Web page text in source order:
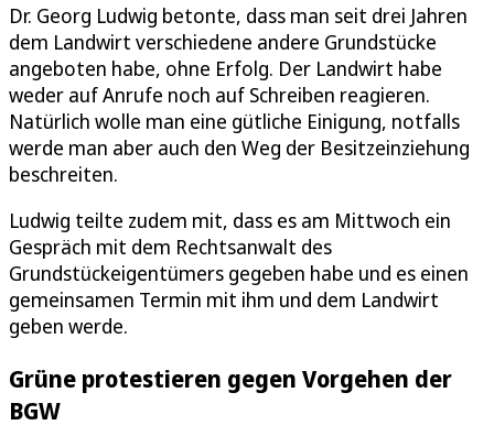
Dr. Georg Ludwig betonte, dass man seit drei Jahren
dem Landwirt verschiedene andere Grundstücke
angeboten habe, ohne Erfolg. Der Landwirt habe
weder auf Anrufe noch auf Schreiben reagieren.
Natürlich wolle man eine gütliche Einigung, notfalls
werde man aber auch den Weg der Besitzeinziehung
beschreiten.
Ludwig teilte zudem mit, dass es am Mittwoch ein
Gespräch mit dem Rechtsanwalt des
Grundstückeigentümers gegeben habe und es einen
gemeinsamen Termin mit ihm und dem Landwirt
geben werde.
Grüne protestieren gegen Vorgehen der
BGW